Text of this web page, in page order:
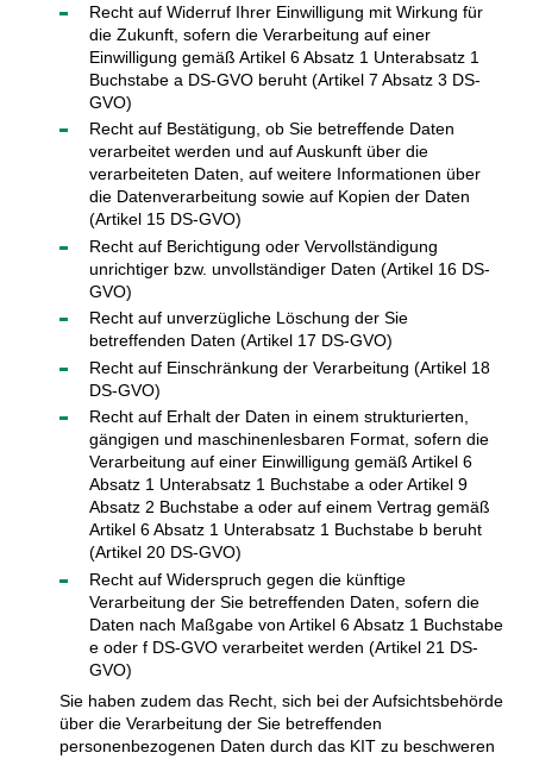
Recht auf Widerruf Ihrer Einwilligung mit Wirkung für
die Zukunft, sofern die Verarbeitung auf einer
Einwilligung gemäß Artikel 6 Absatz 1 Unterabsatz 1
Buchstabe a DS-GVO beruht (Artikel 7 Absatz 3 DS-
GVO)
Recht auf Bestätigung, ob Sie betreffende Daten
verarbeitet werden und auf Auskunft über die
verarbeiteten Daten, auf weitere Informationen über
die Datenverarbeitung sowie auf Kopien der Daten
(Artikel 15 DS-GVO)
Recht auf Berichtigung oder Vervollständigung
unrichtiger bzw. unvollständiger Daten (Artikel 16 DS-
GVO)
Recht auf unverzügliche Löschung der Sie
betreffenden Daten (Artikel 17 DS-GVO)
Recht auf Einschränkung der Verarbeitung (Artikel 18
DS-GVO)
Recht auf Erhalt der Daten in einem strukturierten,
gängigen und maschinenlesbaren Format, sofern die
Verarbeitung auf einer Einwilligung gemäß Artikel 6
Absatz 1 Unterabsatz 1 Buchstabe a oder Artikel 9
Absatz 2 Buchstabe a oder auf einem Vertrag gemäß
Artikel 6 Absatz 1 Unterabsatz 1 Buchstabe b beruht
(Artikel 20 DS-GVO)
Recht auf Widerspruch gegen die künftige
Verarbeitung der Sie betreffenden Daten, sofern die
Daten nach Maßgabe von Artikel 6 Absatz 1 Buchstabe
e oder f DS-GVO verarbeitet werden (Artikel 21 DS-
GVO)
Sie haben zudem das Recht, sich bei der Aufsichtsbehörde
über die Verarbeitung der Sie betreffenden
personenbezogenen Daten durch das KIT zu beschweren